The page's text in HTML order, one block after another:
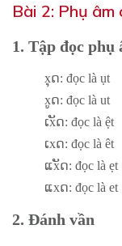
Bài 2: Phụ
1. Tập đọc phụ
xຸດ: đọc là ụt
xູດ: đọc là ut
ເxັດ: đọc là ệt
ເxດ: đọc là êt
ແxັດ: đọc là ẹt
ແxດ: đọc là et
2. Đánh vần